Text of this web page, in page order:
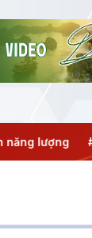
lượng